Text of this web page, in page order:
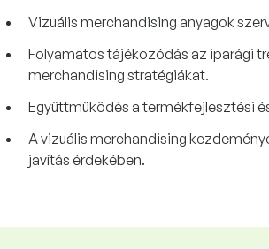
Vizuális merchandising anyagok
Folyamatos tájékozódás az iparági
merchandising stratégiákat.
Együttműködés a termékfejlesztési
A vizuális merchandising
javítás érdekében.